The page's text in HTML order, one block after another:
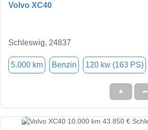
Volvo XC40
Schleswig, 24837
5.000 km Benzin 120 kw (163 PS)
★ ➦